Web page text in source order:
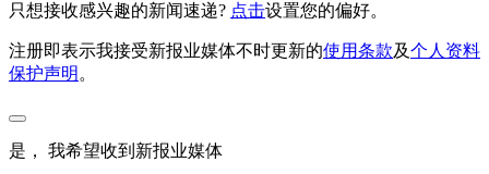
只想接收感兴趣的新闻速递? 点击设置您的偏好。
注册即表示我接受新报业媒体不时更新的使用条款及个人资料
保护声明 。
是， 我希望收到新报业媒体